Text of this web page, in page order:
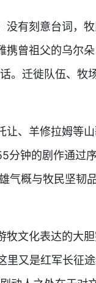
有刻意台词，牧
曾祖父的乌尔
。迁徙队伍、牧
、羊修拉姆等山
分钟的剧作通过
气概与牧民坚韧
文化表达的大胆
又是红军长征途